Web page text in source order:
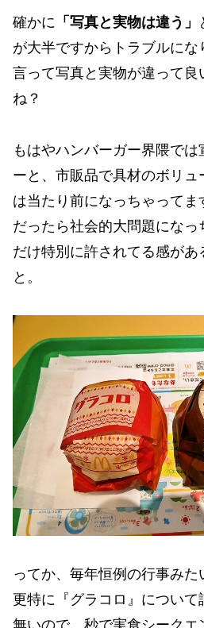
確かに 「写真と実物は違う」
が大半ですからトラブルにな
言って写真と実物が違って良
ね？
もはやハンバーガー界隈で
ーと、市販品で具材のボリ
は当たり前になっちゃってま
だったら社会的大問題にな
だけ特別に許されてる感が
と。
ってか、毎年恒例の行事み
更特に『グラコロ』について